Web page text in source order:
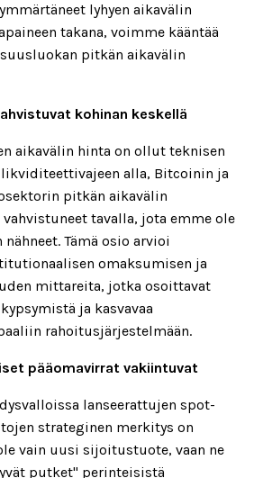
lyhyen aikavälin
takana, voimme kääntää
pitkän aikavälin
kohinan keskellä
aikavälin hinta on ollut teknisen
alla, Bitcoinin ja
pitkän aikavälin
tavalla, jota emme ole
Tämä osio arvioi
omaksumisen ja
mittareita, jotka osoittavat
ja kasvavaa
rahoitusjärjestelmään.
pääomavirrat vakiintuvat
lanseerattujen spot-
strateginen merkitys on
vain uusi sijoitustuote, vaan ne
putket" perinteisistä